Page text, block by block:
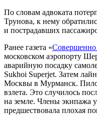
По словам адвоката
Трунова, к нему
и пострадавших
Ранее газета «Совершенно
московском аэропорту
аварийную посадку
Sukhoi Superjet. Затем
Москвы в Мурманск.
взлета. Это случилось
на земле. Члены экипажа
предшествовала плохая